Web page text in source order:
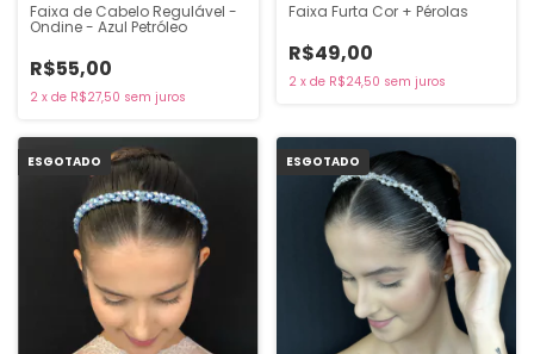
Faixa de Cabelo Regulável -
Ondine - Azul Petróleo
R$55,00
2 x de R$27,50 sem juros
Faixa Furta Cor + Pérolas
R$49,00
2 x de R$24,50 sem juros
ESGOTADO ESGOTADO